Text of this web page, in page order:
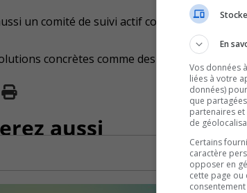
un comité de suivi actif composé de
concrètes comme des activités
aussi
En
Vos données
liées à votre
données)
que
partenaires
de
Certains
caractère
opposer en
cette page